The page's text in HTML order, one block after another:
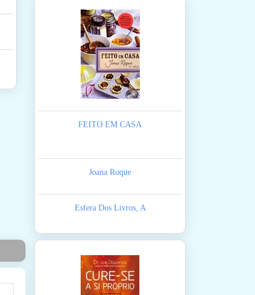
FEITO EM CASA
Joana Roque
Esfera Dos Livros, A